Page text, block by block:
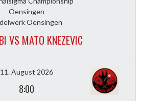
Oensingen
Oensingen
VS MATO KNEZEVIC
11. August 2026
8:00